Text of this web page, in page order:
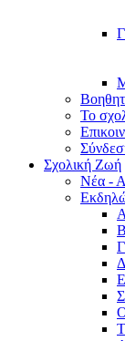
Το
Σχολική Ζωή
Νέα -